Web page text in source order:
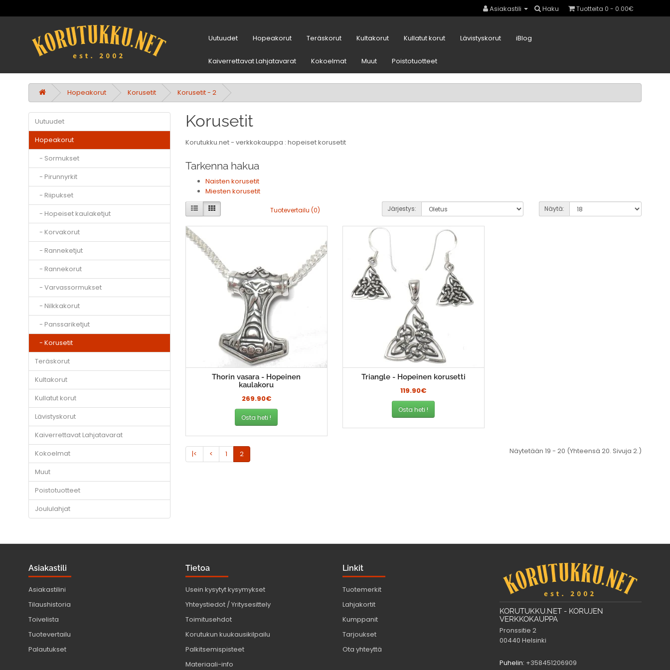
Asiakastili Haku Tuotteita 0 - 0.00€
Uutuudet Hopeakorut Teräskorut Kultakorut Kullatut korut Lävistyskorut iBlog
Kaiverrettavat Lahjatavarat Kokoelmat Muut Poistotuotteet
Hopeakorut Korusetit Korusetit - 2
Uutuudet
Hopeakorut
- Sormukset
- Pirunnyrkit
- Riipukset
- Hopeiset kaulaketjut
- Korvakorut
- Ranneketjut
- Rannekorut
- Varvassormukset
- Nilkkakorut
- Panssariketjut
- Korusetit
Teräskorut
Kultakorut
Kullatut korut
Lävistyskorut
Kaiverrettavat Lahjatavarat
Kokoelmat
Muut
Poistotuotteet
Joululahjat
Korusetit
Korutukku.net - verkkokauppa : hopeiset korusetit
Tarkenna hakua
Naisten korusetit
Miesten korusetit
Tuotevertailu (0) Järjestys: Näytä:
Thorin vasara - Hopeinen
kaulakoru
269.90€
Osta heti !
Triangle - Hopeinen korusetti
119.90€
Osta heti !
|< < 1 2 Näytetään 19 - 20 (Yhteensä 20. Sivuja 2.)
Asiakastili
Asiakastilini
Tilaushistoria
Toivelista
Tuotevertailu
Palautukset
Tietoa
Usein kysytyt kysymykset
Yhteystiedot / Yritysesittely
Toimitusehdot
Korutukun kuukausikilpailu
Palkitsemispisteet
Materiaali-info
Linkit
Tuotemerkit
Lahjakortit
Kumppanit
Tarjoukset
Ota yhteyttä
KORUTUKKU.NET - KORUJEN
VERKKOKAUPPA
Pronssitie 2
00440 Helsinki
Puhelin: +358451206909